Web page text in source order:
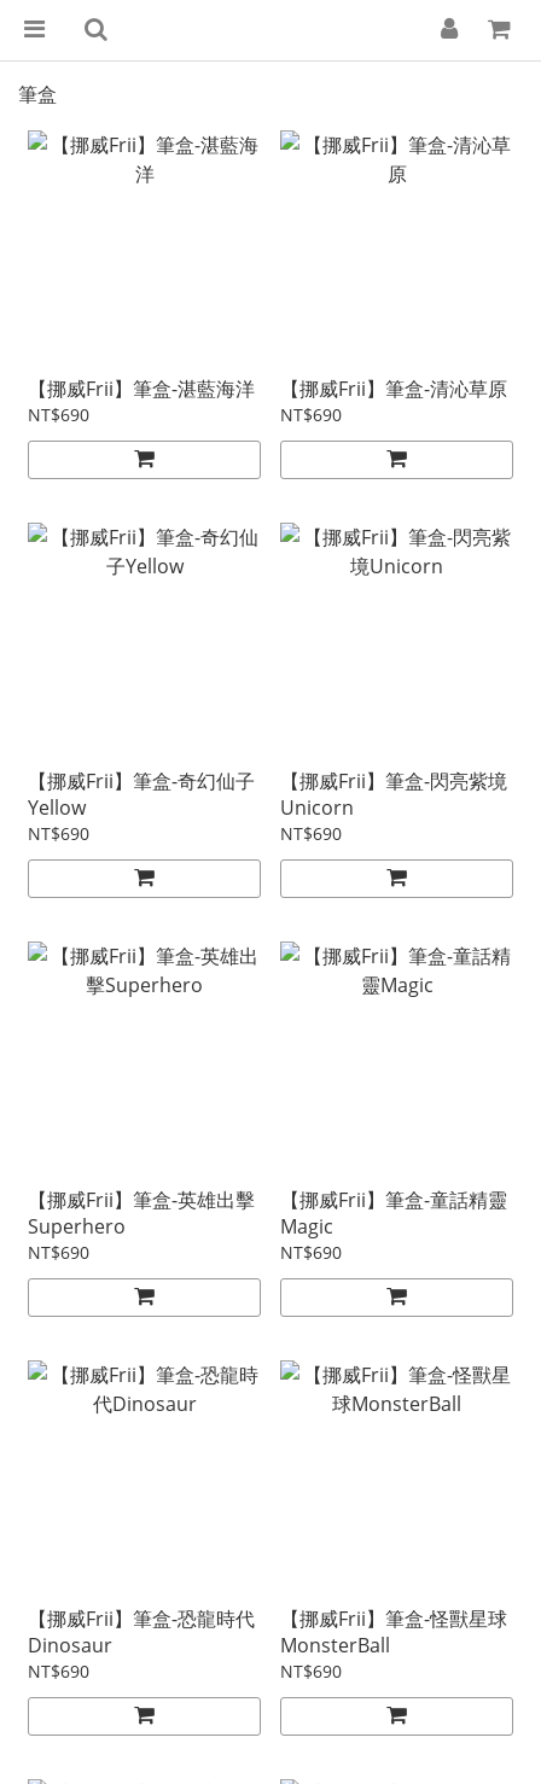
筆盒
【挪威Frii】筆盒-湛藍海洋
NT$690
【挪威Frii】筆盒-清沁草原
NT$690
【挪威Frii】筆盒-奇幻仙子
Yellow
NT$690
【挪威Frii】筆盒-閃亮紫境
Unicorn
NT$690
【挪威Frii】筆盒-英雄出擊
Superhero
NT$690
【挪威Frii】筆盒-童話精靈
Magic
NT$690
【挪威Frii】筆盒-恐龍時代
Dinosaur
NT$690
【挪威Frii】筆盒-怪獸星球
MonsterBall
NT$690